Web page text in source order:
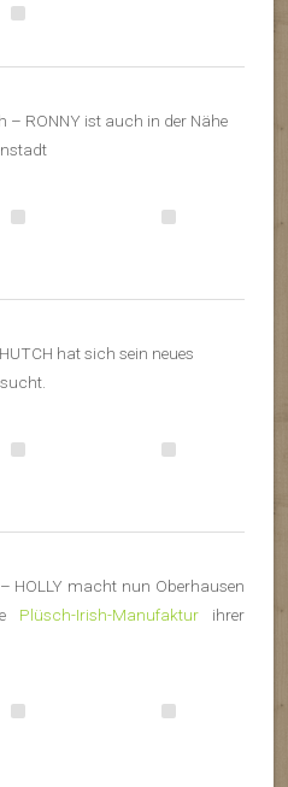
– RONNY ist auch in der Nähe
hat sich sein neues
HOLLY macht nun Oberhausen
Plüsch-Irish-Manufaktur ihrer